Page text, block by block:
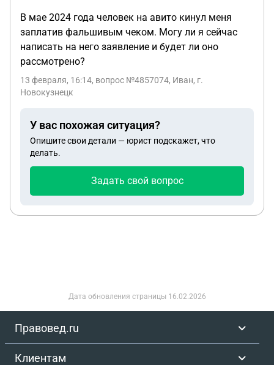
В мае 2024 года человек на авито кинул меня
заплатив фальшивым чеком. Могу ли я сейчас
написать на него заявление и будет ли оно
рассмотрено?
13 февраля, 16:14, вопрос №4857074, Иван, г.
Новокузнецк
У вас похожая ситуация?
Опишите свои детали — юрист подскажет, что
делать.
Задать свой вопрос
Дата обновления страницы 16.02.2026
Правовед.ru
Клиентам